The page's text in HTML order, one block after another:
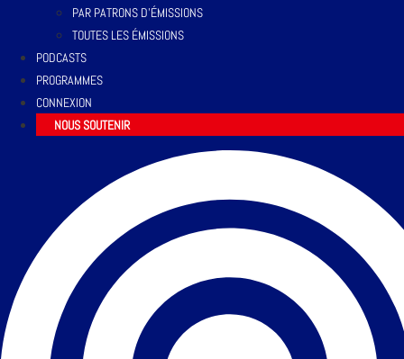
PAR PATRONS D’ÉMISSIONS
TOUTES LES ÉMISSIONS
PODCASTS
PROGRAMMES
CONNEXION
NOUS SOUTENIR